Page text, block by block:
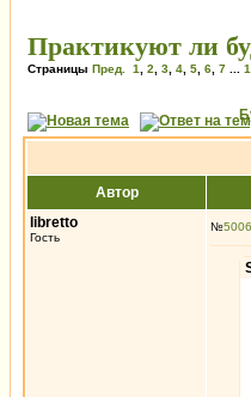
Практикуют ли
Страницы Пред. 1 2 3 4 5 6 7
Автор
libretto
Гость
№